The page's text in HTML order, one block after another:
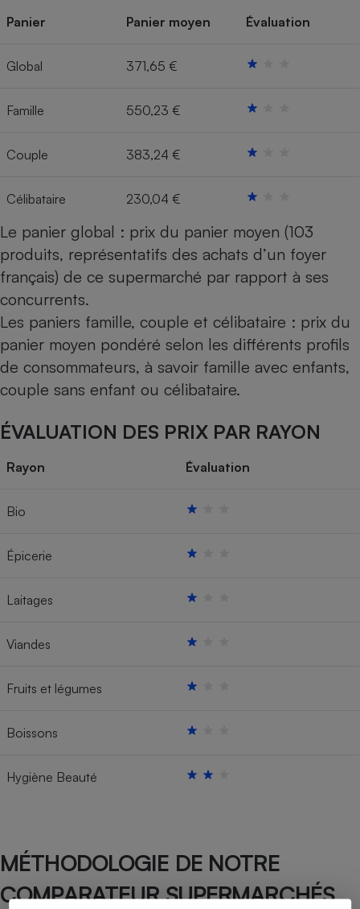
Panier Panier moyen Évaluation
Global 371,65 €
Famille 550,23 €
Couple 383,24 €
Célibataire 230,04 €
Le panier global : prix du panier moyen (103
produits, représentatifs des achats d’un foyer
français) de ce supermarché par rapport à ses
concurrents.
Les paniers famille, couple et célibataire : prix du
panier moyen pondéré selon les différents profils
de consommateurs, à savoir famille avec enfants,
couple sans enfant ou célibataire.
ÉVALUATION DES PRIX PAR RAYON
Rayon Évaluation
Bio
Épicerie
Laitages
Viandes
Fruits et légumes
Boissons
Hygiène Beauté
MÉTHODOLOGIE DE NOTRE
COMPARATEUR SUPERMARCHÉS
Robot ménager